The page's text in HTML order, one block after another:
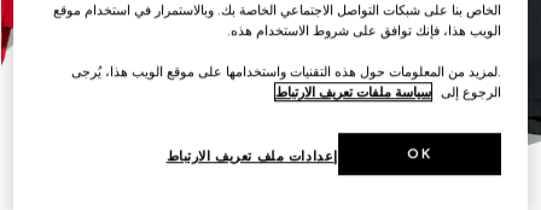
الخاص بنا على شبكات التواصل الاجتماعي الخاصة بك. وبالاستمرار في استخدام موقع
الويب هذا، فإنك توافق على شروط الاستخدام هذه.
.لمزيد من المعلومات حول هذه التقنيات واستخدامها على موقع الويب هذا، يُرجى
الرجوع إلى سياسة ملفات تعريف الارتباط
إعدادات ملف تعريف الارتباط OK